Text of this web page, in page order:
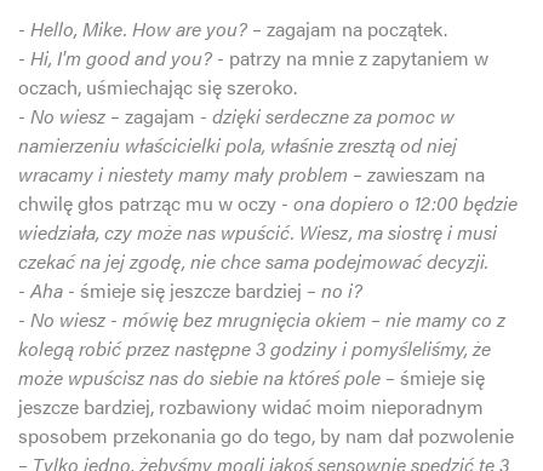
- Hello, Mike. How are you? – zagajam na początek.
- Hi, I'm good and you? - patrzy na mnie z zapytaniem w
oczach, uśmiechając się szeroko.
- No wiesz – zagajam - dzięki serdeczne za pomoc w
namierzeniu właścicielki pola, właśnie zresztą od niej
wracamy i niestety mamy mały problem – zawieszam na
chwilę głos patrząc mu w oczy - ona dopiero o 12:00 będzie
wiedziała, czy może nas wpuścić. Wiesz, ma siostrę i musi
czekać na jej zgodę, nie chce sama podejmować decyzji.
- Aha - śmieje się jeszcze bardziej – no i?
- No wiesz - mówię bez mrugnięcia okiem – nie mamy co z
kolegą robić przez następne 3 godziny i pomyśleliśmy, że
może wpuścisz nas do siebie na któreś pole – śmieje się
jeszcze bardziej, rozbawiony widać moim nieporadnym
sposobem przekonania go do tego, by nam dał pozwolenie
– Tylko jedno, żebyśmy mogli jakoś sensownie spędzić te 3